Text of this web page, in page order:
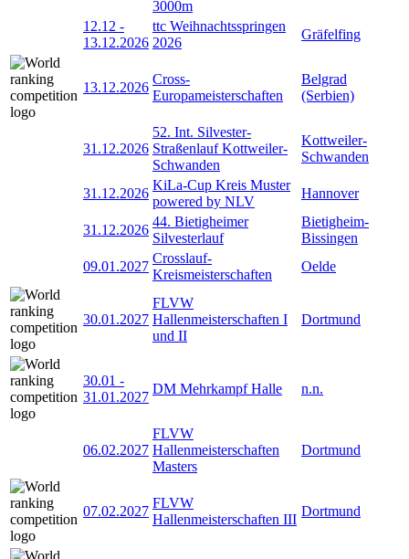
3000m
12.12 -
13.12.2026
ttc Weihnachtsspringen
2026
Gräfelfing
13.12.2026
Cross-
Europameisterschaften
Belgrad
(Serbien)
31.12.2026
52. Int. Silvester-
Straßenlauf Kottweiler-
Schwanden
Kottweiler-
Schwanden
31.12.2026
KiLa-Cup Kreis Muster
powered by NLV
Hannover
31.12.2026
44. Bietigheimer
Silvesterlauf
Bietigheim-
Bissingen
09.01.2027
Crosslauf-
Kreismeisterschaften
Oelde
30.01.2027
FLVW
Hallenmeisterschaften I
und II
Dortmund
30.01 -
31.01.2027
DM Mehrkampf Halle n.n.
06.02.2027
FLVW
Hallenmeisterschaften
Masters
Dortmund
07.02.2027
FLVW
Hallenmeisterschaften III
Dortmund